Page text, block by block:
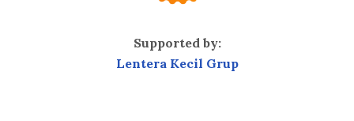
Supported by:
Lentera Kecil Grup